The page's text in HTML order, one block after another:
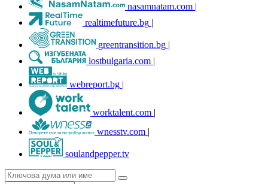
nasamnatam.com |
realtimefuture.bg |
greentransition.bg |
lostbulgaria.com |
webreport.bg |
worktalent.com |
wnesstv.com |
soulandpepper.tv